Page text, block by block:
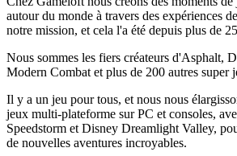
autour du monde à travers des expériences
notre mission, et cela l'a été depuis plus de
Nous sommes les fiers créateurs d'Asphalt,
Modern Combat et plus de 200 autres super
Il y a un jeu pour tous, et nous nous
jeux multi-plateforme sur PC et consoles,
Speedstorm et Disney Dreamlight Valley,
de nouvelles aventures incroyables.